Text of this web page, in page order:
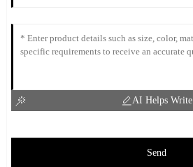
AI Helps Write
Send